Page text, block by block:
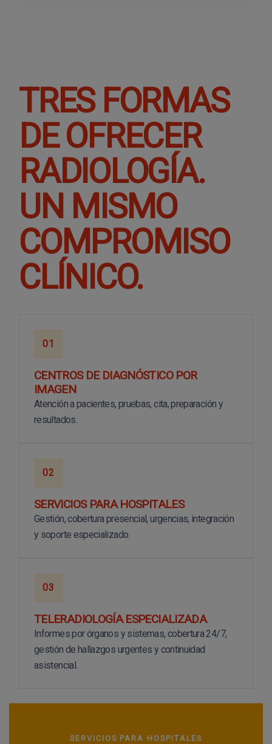
TRES FORMAS
DE OFRECER
RADIOLOGÍA.
UN MISMO
COMPROMISO
CLÍNICO.
01
CENTROS DE DIAGNÓSTICO POR
IMAGEN
Atención a pacientes, pruebas, cita, preparación y
resultados.
02
SERVICIOS PARA HOSPITALES
Gestión, cobertura presencial, urgencias, integración
y soporte especializado.
03
TELERADIOLOGÍA ESPECIALIZADA
Informes por órganos y sistemas, cobertura 24/7,
gestión de hallazgos urgentes y continuidad
asistencial.
SERVICIOS PARA HOSPITALES